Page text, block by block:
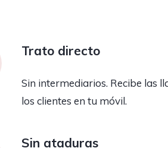
Trato directo
Sin intermediarios. Recibe las
los clientes en tu móvil.
Sin ataduras